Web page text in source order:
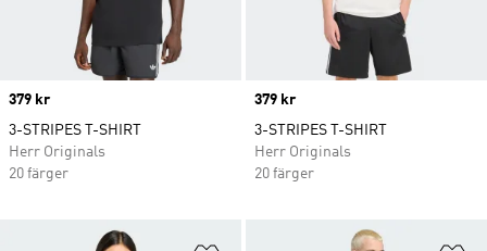
Price
379 kr
3-STRIPES T-SHIRT
Herr Originals
20 färger
Price
379 kr
3-STRIPES T-SHIRT
Herr Originals
20 färger